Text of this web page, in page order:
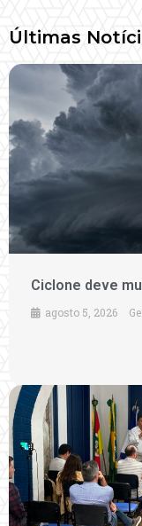
Últimas
Ciclone deve
agosto 5, 2026